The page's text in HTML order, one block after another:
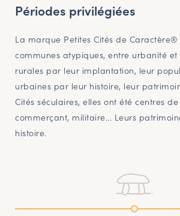
Périodes privilégiées
La marque Petites Cités de
communes atypiques, entre urbanité
rurales par leur implantation, leur
urbaines par leur histoire, leur
Cités séculaires, elles ont été centres
commerçant, militaire... Leurs
histoire.